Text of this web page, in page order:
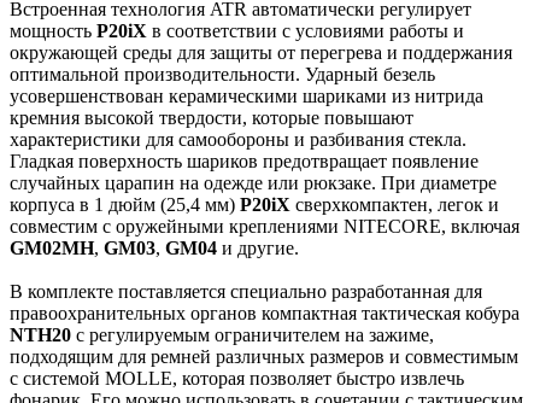
Встроенная технология ATR автоматически регулирует
мощность P20iX в соответствии с условиями работы и
окружающей среды для защиты от перегрева и поддержания
оптимальной производительности. Ударный безель
усовершенствован керамическими шариками из нитрида
кремния высокой твердости, которые повышают
характеристики для самообороны и разбивания стекла.
Гладкая поверхность шариков предотвращает появление
случайных царапин на одежде или рюкзаке. При диаметре
корпуса в 1 дюйм (25,4 мм) P20iX сверхкомпактен, легок и
совместим с оружейными креплениями NITECORE, включая
GM02MH, GM03, GM04 и другие.
В комплекте поставляется специально разработанная для
правоохранительных органов компактная тактическая кобура
NTH20 с регулируемым ограничителем на зажиме,
подходящим для ремней различных размеров и совместимым
с системой MOLLE, которая позволяет быстро извлечь